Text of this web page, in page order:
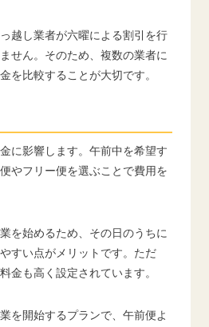
越し業者が六曜による割引を行
せん。そのため、複数の業者に
を比較することが大切です。
に影響します。午前中を希望す
やフリー便を選ぶことで費用を
を始めるため、その日のうちに
すい点がメリットです。ただ
金も高く設定されています。
を開始するプランで、午前便よ